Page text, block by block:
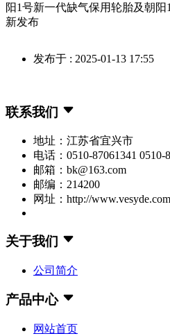
阳1号新一代缺气保用轮胎及朝
新发布
发布于 : 2025-01-13 17:55
联系我们
地址：江苏省宜兴市
电话：0510-87061341 0510-
邮箱：bk@163.com
邮编：214200
网址：http://www.vesyde.com
关于我们
公司简介
产品中心
网站首页